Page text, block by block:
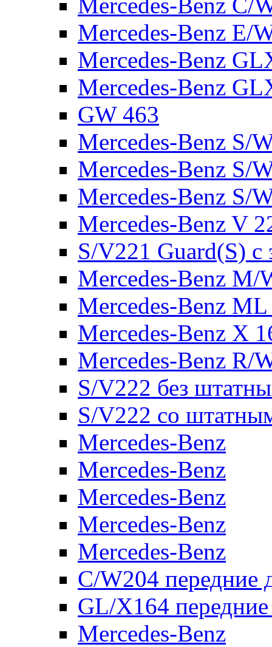
Mercedes-Benz E/
Mercedes-Benz
Mercedes-Benz
GW 463
Mercedes-Benz S/
Mercedes-Benz S/
Mercedes-Benz S/
Mercedes-Benz V
S/V221 Guard(S) с
Mercedes-Benz M/
Mercedes-Benz
Mercedes-Benz X
Mercedes-Benz R/
S/V222 без
S/V222 со
Mercedes-Benz
Mercedes-Benz
Mercedes-Benz
Mercedes-Benz
Mercedes-Benz
C/W204 передние
GL/X164
Mercedes-Benz